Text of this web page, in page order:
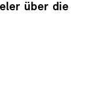
über die